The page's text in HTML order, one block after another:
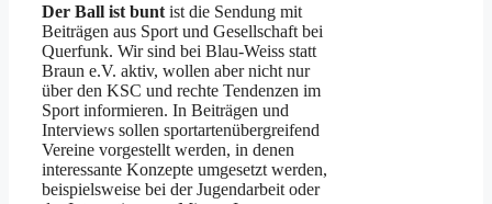
Der Ball ist bunt ist die Sendung mit
Beiträgen aus Sport und Gesellschaft bei
Querfunk. Wir sind bei Blau-Weiss statt
Braun e.V. aktiv, wollen aber nicht nur
über den KSC und rechte Tendenzen im
Sport informieren. In Beiträgen und
Interviews sollen sportartenübergreifend
Vereine vorgestellt werden, in denen
interessante Konzepte umgesetzt werden,
beispielsweise bei der Jugendarbeit oder